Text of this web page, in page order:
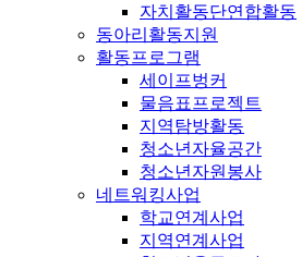
자치활동단연합활동
동아리활동지원
활동프로그램
세이프벙커
물음표프로젝트
지역탐방활동
청소년자율공간
청소년자원봉사
네트워킹사업
학교연계사업
지역연계사업